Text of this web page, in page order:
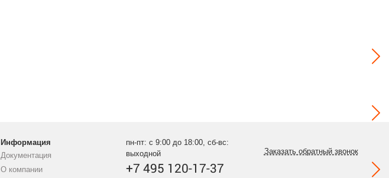
Информация
Документация
О компании
пн-пт: с 9:00 до 18:00, сб-вс:
выходной
+7 495 120-17-37
Заказать обратный звонок